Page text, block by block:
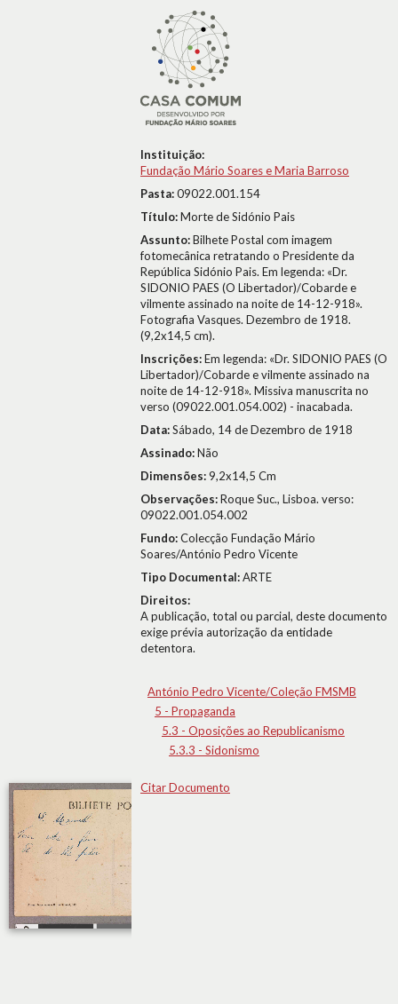
Instituição:
Fundação Mário Soares e Maria Barroso
Pasta:09022.001.154
Título:Morte de Sidónio Pais
Assunto:Bilhete Postal com imagem
fotomecânica retratando o Presidente da
República Sidónio Pais. Em legenda: «Dr.
SIDONIO PAES (O Libertador)/Cobarde e
vilmente assinado na noite de 14-12-918».
Fotografia Vasques. Dezembro de 1918.
(9,2x14,5 cm).
Inscrições:Em legenda: «Dr. SIDONIO PAES (O
Libertador)/Cobarde e vilmente assinado na
noite de 14-12-918». Missiva manuscrita no
verso (09022.001.054.002) - inacabada.
Data:Sábado, 14 de Dezembro de 1918
Assinado:Não
Dimensões:9,2x14,5 Cm
Observações:Roque Suc., Lisboa. verso:
09022.001.054.002
Fundo:Colecção Fundação Mário
Soares/António Pedro Vicente
Tipo Documental:ARTE
Direitos:
A publicação, total ou parcial, deste documento
exige prévia autorização da entidade
detentora.
António Pedro Vicente/Coleção FMSMB
5 - Propaganda
5.3 - Oposições ao Republicanismo
5.3.3 - Sidonismo
Citar Documento